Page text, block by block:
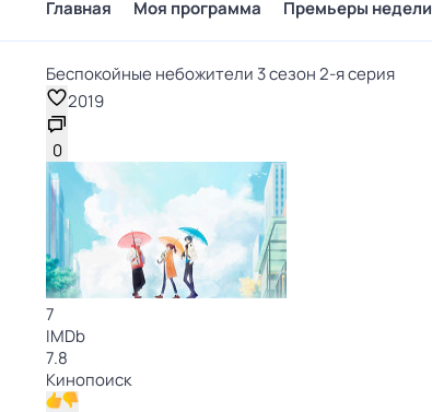
Главная Моя программа Премьеры недели
Беспокойные небожители 3 сезон 2-я серия
2019
0
7
IMDb
7.8
Кинопоиск